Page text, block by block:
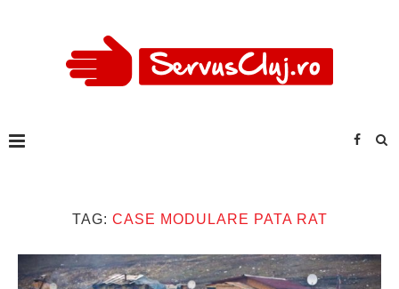
TAG: CASE MODULARE PATA RAT